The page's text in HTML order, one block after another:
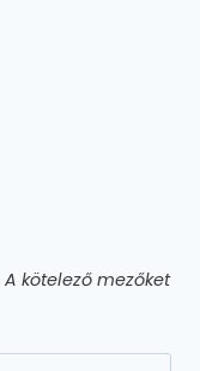
A kötelező mezőket